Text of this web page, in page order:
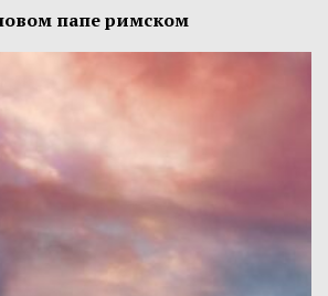
папе римском